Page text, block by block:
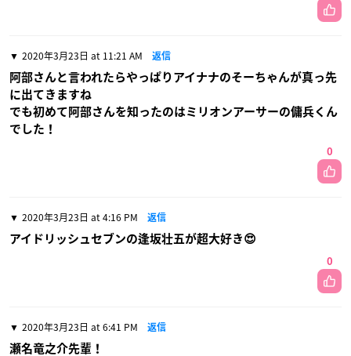
2020年3月23日 at 11:21 AM 返信
阿部さんと言われたらやっぱりアイナナのそーちゃんが真っ先
に出てきますね
でも初めて阿部さんを知ったのはミリオンアーサーの傭兵くん
でした！
0
2020年3月23日 at 4:16 PM 返信
アイドリッシュセブンの逢坂壮五が超大好き😍
0
2020年3月23日 at 6:41 PM 返信
瀬名竜之介先輩！